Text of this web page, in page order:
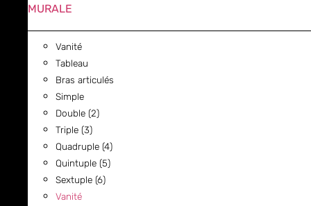
MURALE
Vanité
Tableau
Bras articulés
Simple
Double (2)
Triple (3)
Quadruple (4)
Quintuple (5)
Sextuple (6)
Vanité